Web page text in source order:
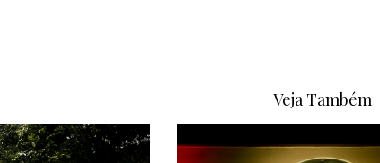
Veja Também